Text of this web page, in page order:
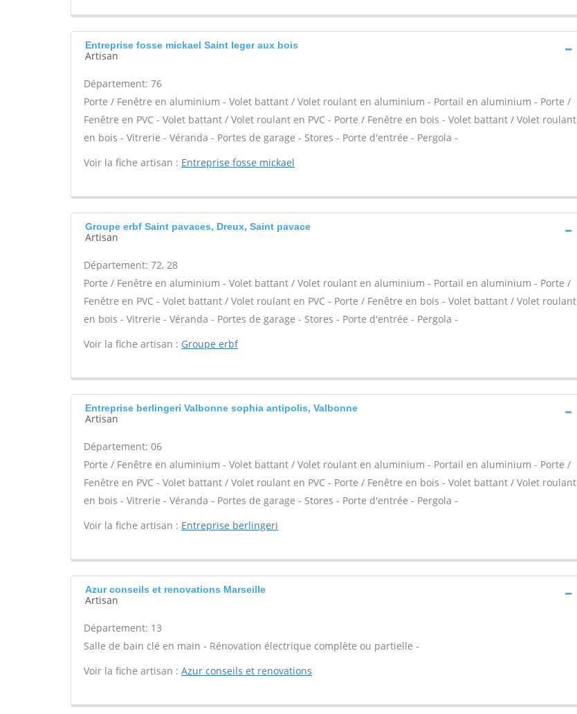
Entreprise fosse mickael Saint leger aux bois
Artisan
Département: 76
Porte / Fenêtre en aluminium - Volet battant / Volet roulant en aluminium - Portail en aluminium - Porte /
Fenêtre en PVC - Volet battant / Volet roulant en PVC - Porte / Fenêtre en bois - Volet battant / Volet roulant
en bois - Vitrerie - Véranda - Portes de garage - Stores - Porte d'entrée - Pergola -
Voir la fiche artisan : Entreprise fosse mickael
Groupe erbf Saint pavaces, Dreux, Saint pavace
Artisan
Département: 72, 28
Porte / Fenêtre en aluminium - Volet battant / Volet roulant en aluminium - Portail en aluminium - Porte /
Fenêtre en PVC - Volet battant / Volet roulant en PVC - Porte / Fenêtre en bois - Volet battant / Volet roulant
en bois - Vitrerie - Véranda - Portes de garage - Stores - Porte d'entrée - Pergola -
Voir la fiche artisan : Groupe erbf
Entreprise berlingeri Valbonne sophia antipolis, Valbonne
Artisan
Département: 06
Porte / Fenêtre en aluminium - Volet battant / Volet roulant en aluminium - Portail en aluminium - Porte /
Fenêtre en PVC - Volet battant / Volet roulant en PVC - Porte / Fenêtre en bois - Volet battant / Volet roulant
en bois - Vitrerie - Véranda - Portes de garage - Stores - Porte d'entrée - Pergola -
Voir la fiche artisan : Entreprise berlingeri
Azur conseils et renovations Marseille
Artisan
Département: 13
Salle de bain clé en main - Rénovation électrique complète ou partielle -
Voir la fiche artisan : Azur conseils et renovations